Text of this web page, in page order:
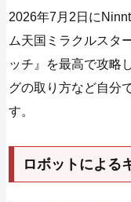
2026年7月2日に
ム天国ミラクルスタ
ッチ』を最高で攻略
グの取り方など自分
す。
ロボットによる